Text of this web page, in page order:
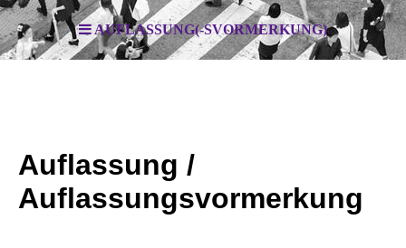
AUFLASSUNG(-SVORMERKUNG)
Auflassung /
Auflassungsvormerkung